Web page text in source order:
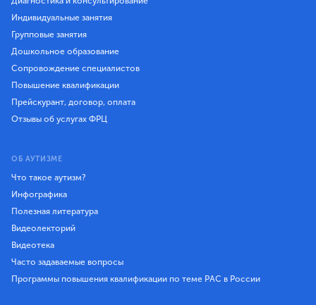
Индивидуальные занятия
Групповые занятия
Дошкольное образование
Сопровождение специалистов
Повышение квалификации
Прейскурант, договор, оплата
Отзывы об услугах ФРЦ
ОБ АУТИЗМЕ
Что такое аутизм?
Инфографика
Полезная литература
Видеолекторий
Видеотека
Часто задаваемые вопросы
Программы повышения квалификации по теме РАС в России